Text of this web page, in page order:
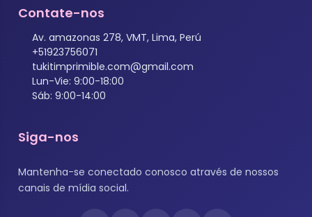
Contate-nos
Av. amazonas 278, VMT, Lima, Perú
+51923756071
tukitimprimible.com@gmail.com
Lun-Vie: 9:00-18:00
Sáb: 9:00-14:00
Siga-nos
Mantenha-se conectado conosco através de nossos
canais de mídia social.